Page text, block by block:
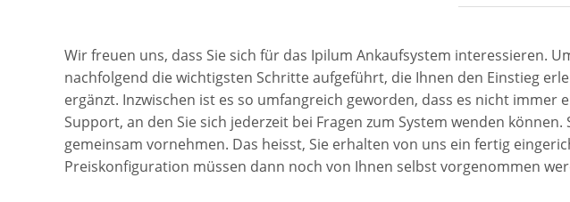
Wir freuen uns, dass Sie sich für das Ipilum Ankaufsystem interessieren.
nachfolgend die wichtigsten Schritte aufgeführt, die Ihnen den Einstieg
ergänzt. Inzwischen ist es so umfangreich geworden, dass es nicht
Support, an den Sie sich jederzeit bei Fragen zum System wenden
gemeinsam vornehmen. Das heisst, Sie erhalten von uns ein fertig
Preiskonfiguration müssen dann noch von Ihnen selbst vorgenommen